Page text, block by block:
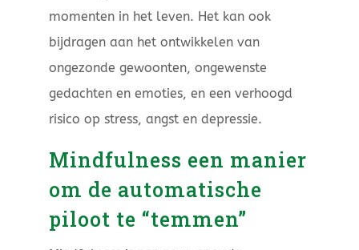
momenten in het leven. Het kan ook
bijdragen aan het ontwikkelen van
ongezonde gewoonten, ongewenste
gedachten en emoties, en een verhoogd
risico op stress, angst en depressie.
Mindfulness een manier
om de automatische
piloot te “temmen”